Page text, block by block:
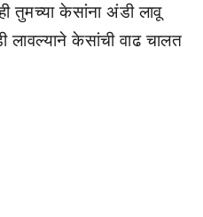
तुमच्या केसांना अंडी लावू
केसांची वाढ चालत